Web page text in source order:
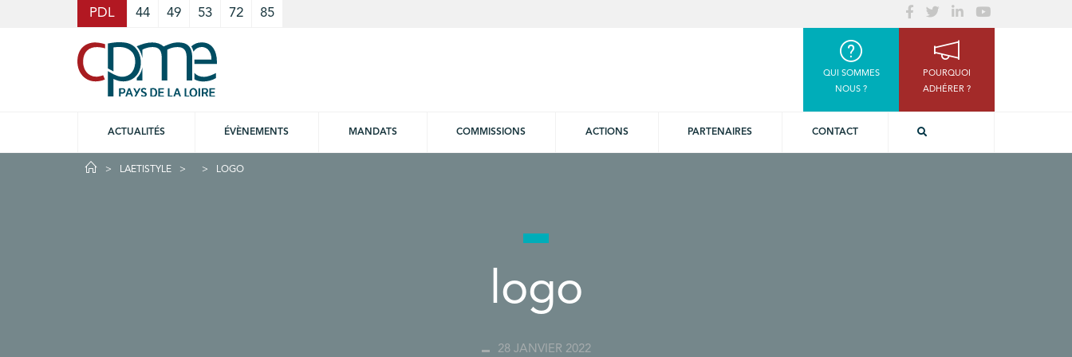
PDL 44 49 53 72 85
QUI SOMMES
NOUS ?
POURQUOI
ADHÉRER ?
ACTUALITÉS ÉVÈNEMENTS MANDATS COMMISSIONS ACTIONS PARTENAIRES CONTACT
LAETISTYLE LOGO
logo
28 JANVIER 2022
Cookies management panel